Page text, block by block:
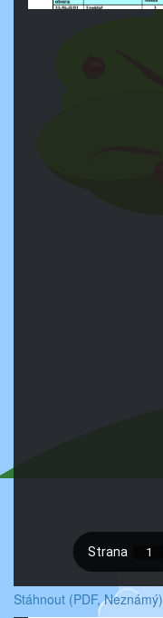
Stáhnout (PDF, Neznámý)